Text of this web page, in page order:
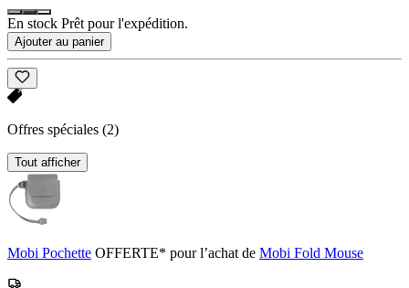
En stock Prêt pour l'expédition.
Ajouter au panier
Offres spéciales (2)
Tout afficher
Mobi Pochette OFFERTE* pour l’achat de Mobi Fold Mouse